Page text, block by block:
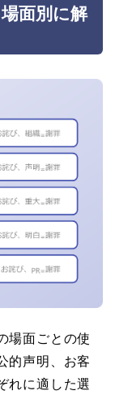
面別に解
場面ごとの使
的声明、お客
れに適した選